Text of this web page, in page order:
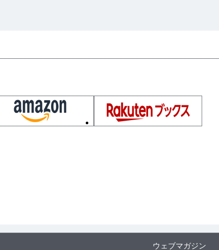
ウェブマガジン